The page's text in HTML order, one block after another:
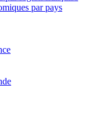
par pays